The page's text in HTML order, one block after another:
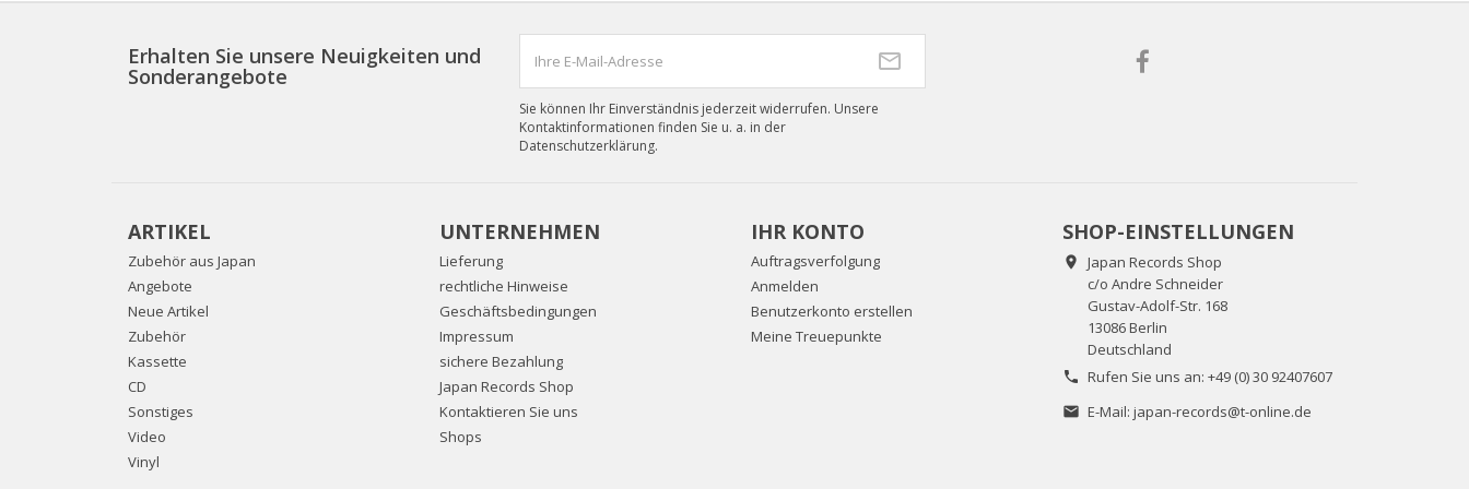
Erhalten Sie unsere Neuigkeiten und
Sonderangebote
Sie können Ihr Einverständnis jederzeit widerrufen. Unsere
Kontaktinformationen finden Sie u. a. in der
Datenschutzerklärung.
ARTIKEL
Zubehör aus Japan
Angebote
Neue Artikel
Zubehör
Kassette
CD
Sonstiges
Video
Vinyl
UNTERNEHMEN
Lieferung
rechtliche Hinweise
Geschäftsbedingungen
Impressum
sichere Bezahlung
Japan Records Shop
Kontaktieren Sie uns
Shops
IHR KONTO
Auftragsverfolgung
Anmelden
Benutzerkonto erstellen
Meine Treuepunkte
SHOP-EINSTELLUNGEN

Japan Records Shop
c/o Andre Schneider
Gustav-Adolf-Str. 168
13086 Berlin
Deutschland
 Rufen Sie uns an: +49 (0) 30 92407607
 E-Mail: japan-records@t-online.de